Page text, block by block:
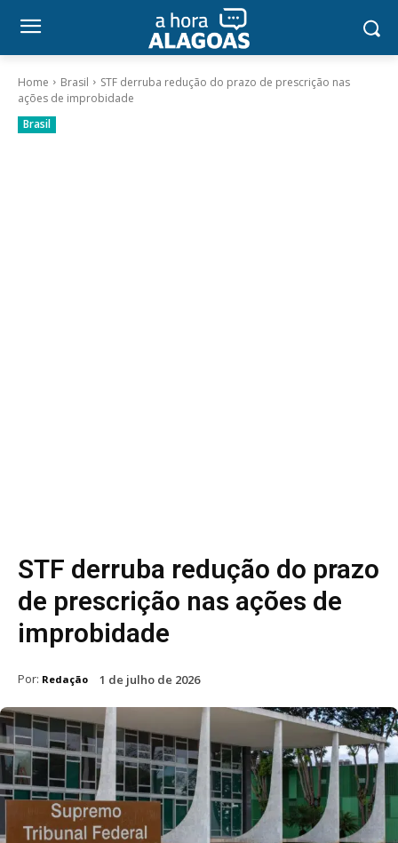
Home Brasil
STF derruba redução do prazo de prescrição nas
ações de improbidade
Brasil
STF derruba redução do prazo
de prescrição nas ações de
improbidade
Por: Redação 1 de julho de 2026